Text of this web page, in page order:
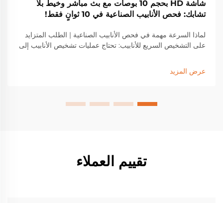
شاشة HD بحجم 10 بوصات مع بث مباشر وخيط بلا
تشابك: فحص الأنابيب الصناعية في 10 ثوانٍ فقط!
لماذا السرعة مهمة في فحص الأنابيب الصناعية | الطلب المتزايد
على التشخيص السريع للأنابيب: تحتاج عمليات تشخيص الأنابيب إلى
وتتزايد الحاجة إلى البيانات الفورية من قبل الصناعات أكثر من أي
وقت مضى. ومع ذلك، فإن الطرق التقليدية...
عرض المزيد
تقييم العملاء